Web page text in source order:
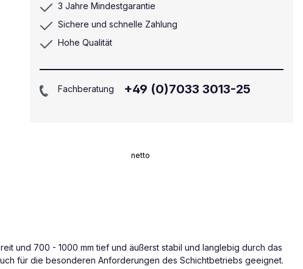
netto
3 Jahre Mindestgarantie
Sichere und schnelle Zahlung
Hohe Qualität
Fachberatung +49 (0)7033 3013-25
und 700 - 1000 mm tief und äußerst stabil und langlebig durch das
für die besonderen Anforderungen des Schichtbetriebs geeignet.